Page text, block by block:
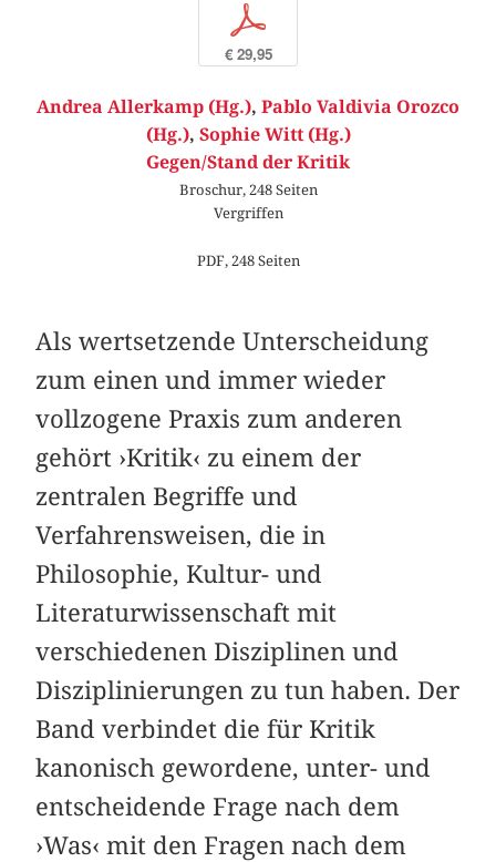
p
€ 29,95
Andrea Allerkamp (Hg.), Pablo Valdivia Orozco
(Hg.), Sophie Witt (Hg.)
Gegen/Stand der Kritik
Broschur, 248 Seiten
Vergriffen
PDF, 248 Seiten
Als wertsetzende Unterscheidung
zum einen und immer wieder
vollzogene Praxis zum anderen
gehört ›Kritik‹ zu einem der
zentralen Begriffe und
Verfahrensweisen, die in
Philosophie, Kultur- und
Literaturwissenschaft mit
verschiedenen Disziplinen und
Disziplinierungen zu tun haben. Der
Band verbindet die für Kritik
kanonisch gewordene, unter- und
entscheidende Frage nach dem
›Was‹ mit den Fragen nach dem